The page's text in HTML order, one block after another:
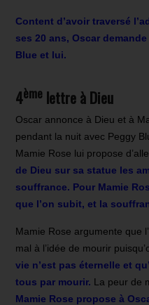
Content d’avoir traversé
ses 20 ans, Oscar
Blue et lui.
4ème lettre à Dieu
Oscar annonce à Dieu et à
pendant la nuit avec Peggy
Mamie Rose lui propose
de Dieu sur sa statue les
souffrance. Pour Mamie
que l’on subit, et la
Mamie Rose argumente que
mal à l’idée de mourir
vie n’est pas éternelle et
tous par mourir. La peur de
Mamie Rose propose à